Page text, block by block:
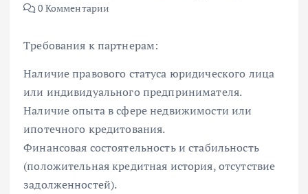
0 Комментарии
Требования к партнерам:
Наличие правового статуса юридического лица
или индивидуального предпринимателя.
Наличие опыта в сфере недвижимости или
ипотечного кредитования.
Финансовая состоятельность и стабильность
(положительная кредитная история, отсутствие
задолженностей).